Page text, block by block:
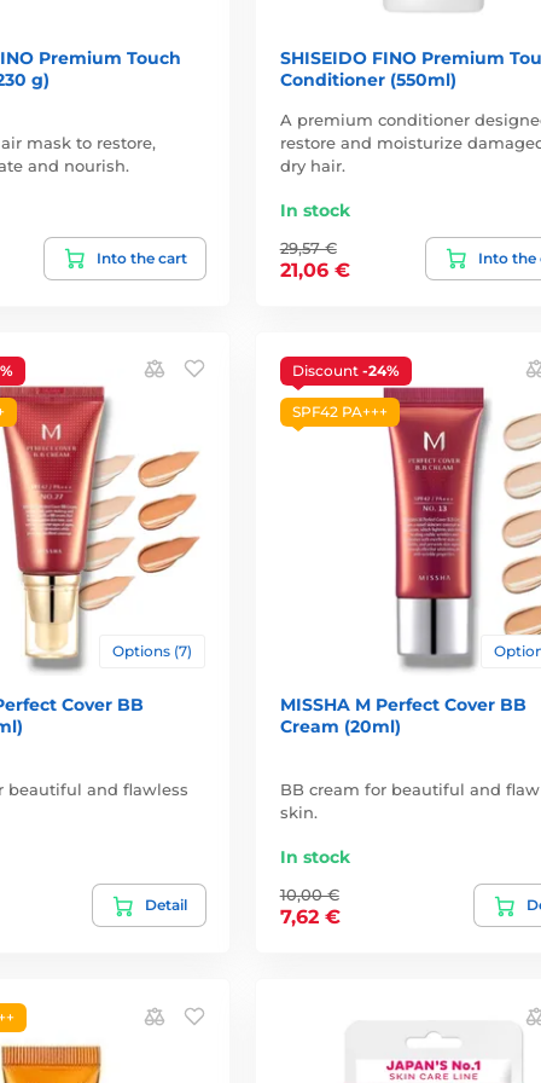
Premium Touch
g)
mask to restore,
and nourish.
Into the cart
SHISEIDO FINO Premium
Conditioner (550ml)
A premium conditioner
restore and moisturize
dry hair.
In stock
29,57 €
21,06 €
Into the
Options (7)
Cover BB
beautiful and flawless
Detail
Discount -24%
SPF42 PA+++
MISSHA M Perfect Cover BB
Cream (20ml)
BB cream for beautiful and
skin.
In stock
10,00 €
7,62 €